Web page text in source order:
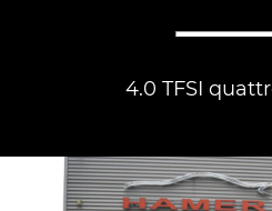
4.0 TFSI